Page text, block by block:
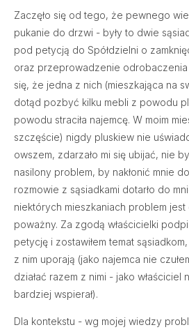
Zaczęło się od tego, że pewnego
pukanie do drzwi - były to dwie
pod petycją do Spółdzielni o
oraz przeprowadzenie odrobaczenia
się, że jedna z nich (mieszkająca na
dotąd pozbyć kilku mebli z powodu
powodu straciła najemcę. W moim
szczęście) nigdy pluskiew nie
owszem, zdarzało mi się ubijać, nie
nasilony problem, by nakłonić mnie
rozmowie z sąsiadkami dotarło do
niektórych mieszkaniach problem
poważny. Za zgodą właścicielki
petycję i zostawiłem temat
z nim uporają (jako najemca nie
działać razem z nimi - jako
bardziej wspierał).
Dla kontekstu - wg mojej wiedzy